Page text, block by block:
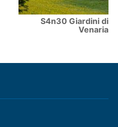
S4n30 Giardini di
Venaria